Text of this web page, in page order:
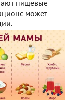
пищевые
может